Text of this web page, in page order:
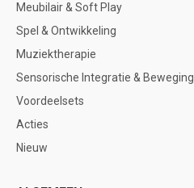
Meubilair & Soft Play
Spel & Ontwikkeling
Muziektherapie
Sensorische Integratie & Beweging
Voordeelsets
Acties
Nieuw